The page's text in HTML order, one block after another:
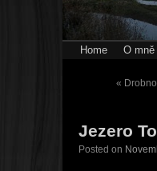
Home O mně
«
Jezero
Posted on